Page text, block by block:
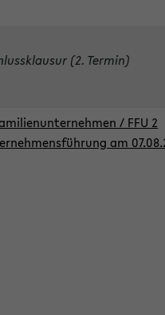
(2. Termin)
/ FFU 2
am